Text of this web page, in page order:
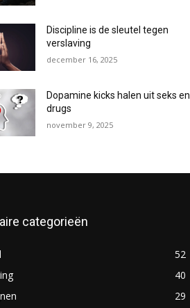
Discipline is de sleutel tegen
verslaving
december 16, 2025
Dopamine kicks halen uit seks en
drugs
november 9, 2025
categorieën
52
40
29